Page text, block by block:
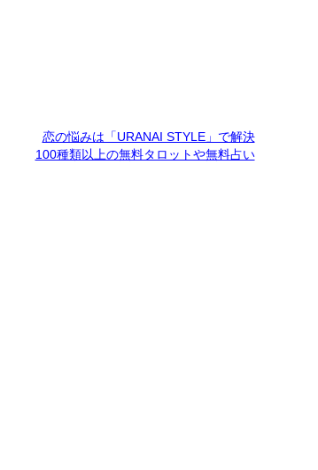
恋の悩みは「URANAI STYLE」で解決
100種類以上の無料タロットや無料占い